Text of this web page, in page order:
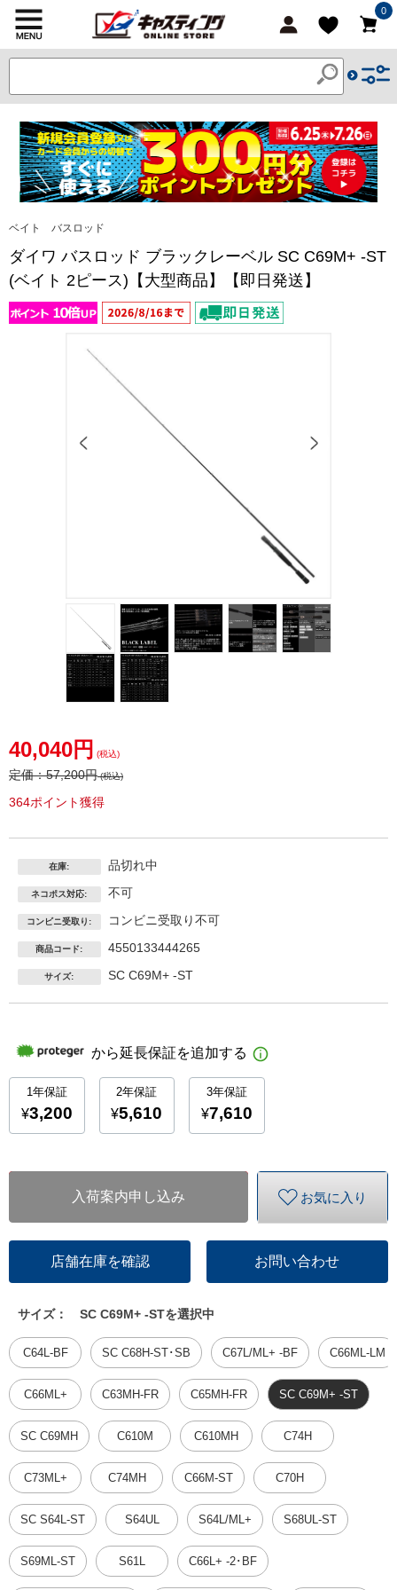
0
ベイト バスロッド
ダイワ バスロッド ブラックレーベル SC C69M+ -ST
(ベイト 2ピース)【大型商品】【即日発送】
40,040円 (税込)
定価：57,200円(税込)
364ポイント獲得
在庫: 品切れ中
ネコポス対応: 不可
コンビニ受取り: コンビニ受取り不可
商品コード: 4550133444265
サイズ: SC C69M+ -ST
入荷案内申し込み お気に入り
店舗在庫を確認 お問い合わせ
サイズ： SC C69M+ -STを選択中
C64L-BF SC C68H-ST･SB C67L/ML+ -BF C66ML-LM
C66ML+ C63MH-FR C65MH-FR SC C69M+ -ST
SC C69MH C610M C610MH C74H
C73ML+ C74MH C66M-ST C70H
SC S64L-ST S64UL S64L/ML+ S68UL-ST
S69ML-ST S61L C66L+ -2･BF